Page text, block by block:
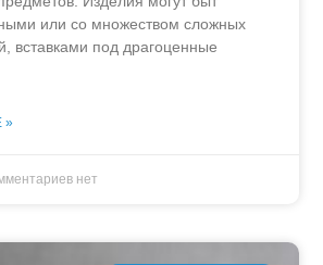
или со множеством сложных
вставками под драгоценные
»
нет